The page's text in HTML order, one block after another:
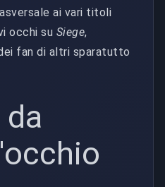
ai vari titoli
occhi su Siege,
fan di altri sparatutto